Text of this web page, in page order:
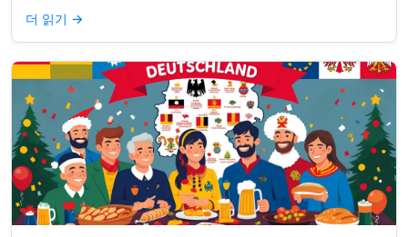
적 기념일이 혼합된 네팔은 현...
더 읽기 →